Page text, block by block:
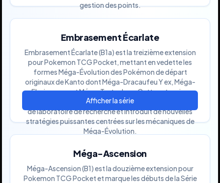
gestion des points.
Embrasement Écarlate
Embrasement Écarlate (B1a) est la treizième extension
pour Pokemon TCG Pocket, mettant en vedette les
formes Méga-Évolution des Pokémon de départ
originaux de Kanto dont Méga-Dracaufeu Y ex, Méga-
Florizarre ex et Méga-Tortank ex. Cette extension
continue la Série B avec des illustrations thématiques
de laboratoire de recherche et introduit de nouvelles
stratégies puissantes centrées sur les mécaniques de
Méga-Évolution.
Méga-Ascension
Méga-Ascension (B1) est la douzième extension pour
Pokemon TCG Pocket et marque les débuts de la Série